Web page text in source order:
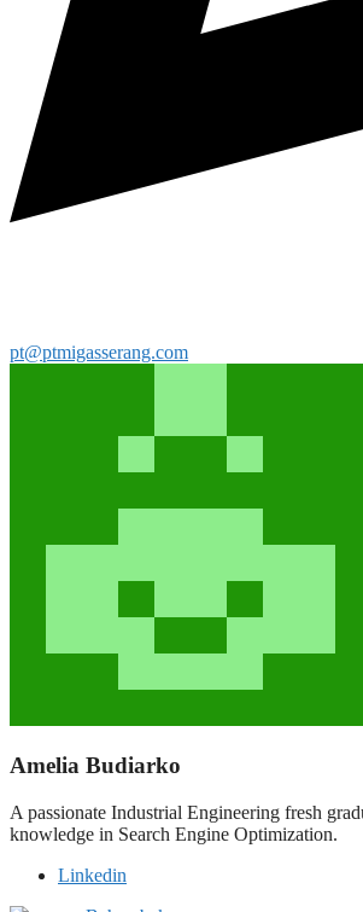
pt@ptmigasserang.com
Amelia Budiarko
A passionate Industrial Engineering fresh
knowledge in Search Engine Optimization.
Linkedin